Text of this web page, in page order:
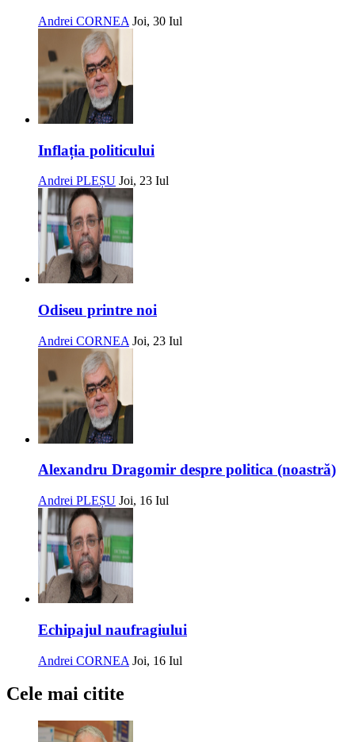
Andrei CORNEA Joi, 30 Iul
Inflația politicului
Andrei PLEȘU Joi, 23 Iul
Odiseu printre noi
Andrei CORNEA Joi, 23 Iul
Alexandru Dragomir despre politica (noastră)
Andrei PLEȘU Joi, 16 Iul
Echipajul naufragiului
Andrei CORNEA Joi, 16 Iul
Cele mai citite